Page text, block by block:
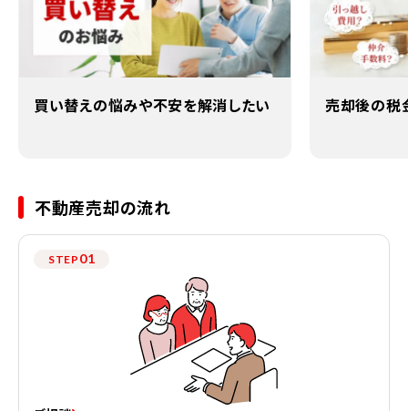
買い替えの悩みや不安を解消したい 売却後の税
不動産売却の流れ
STEP 01